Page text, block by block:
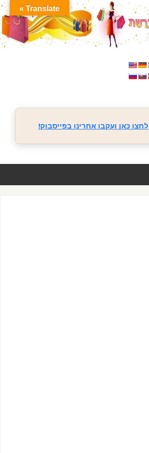
לחצו כאן ועקבו אחרינו בפייסבוק!
Translate »